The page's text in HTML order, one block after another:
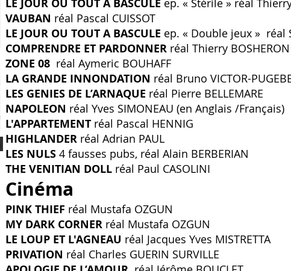
LE JOUR OU TOUT A BASCULE ep. « Stérile » réal
VAUBAN réal Pascal CUISSOT
LE JOUR OU TOUT A BASCULE ep. « Double jeux » réal
COMPRENDRE ET PARDONNER réal Thierry BOSHERON
ZONE 08 réal Aymeric BOUHAFF
LA GRANDE INNONDATION réal Bruno VICTOR-
LES GENIES DE L’ARNAQUE réal Pierre BELLEMARE
NAPOLEON réal Yves SIMONEAU (en Anglais /Français)
L'APPARTEMENT réal Pascal HENNIG
HIGHLANDER réal Adrian PAUL
LES NULS 4 fausses pubs, réal Alain BERBERIAN
THE VENITIAN DOLL réal Paul CASOLINI
Cinéma
PINK THIEF réal Mustafa OZGUN
MY DARK CORNER réal Mustafa OZGUN
LE LOUP ET L'AGNEAU réal Jacques Yves MISTRETTA
PRIVATION réal Charles GUERIN SURVILLE